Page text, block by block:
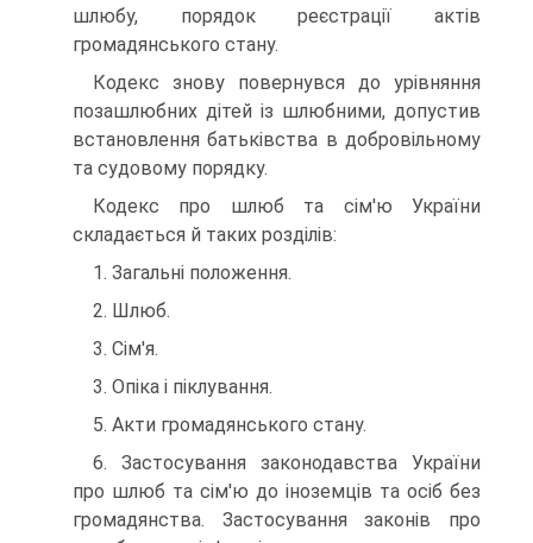
шлюбу, порядок реєстрації актів
громадянського стану.
Кодекс знову повернувся до урівняння
позашлюбних дітей із шлюбними, допустив
встановлення батьківства в добровільному
та судовому порядку.
Кодекс про шлюб та сім'ю України
складається й таких розділів:
1. Загальні положення.
2. Шлюб.
3. Сім'я.
3. Опіка і піклування.
5. Акти громадянського стану.
6. Застосування законодавства України
про шлюб та сім'ю до іноземців та осіб без
громадянства. Застосування законів про